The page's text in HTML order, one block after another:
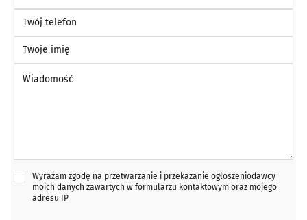
Twój telefon
Twoje imię
Wyrażam zgodę na przetwarzanie i przekazanie ogłoszeniodawcy
moich danych zawartych w formularzu kontaktowym oraz mojego
adresu IP